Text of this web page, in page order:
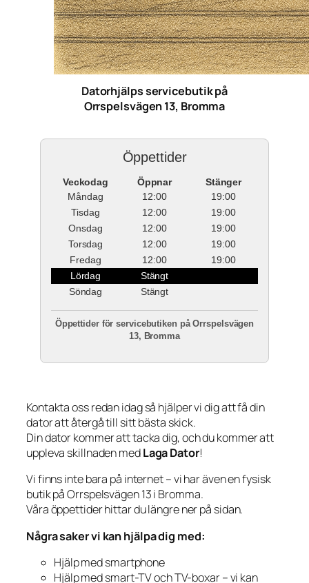
Datorhjälps servicebutik på
Orrspelsvägen 13, Bromma
Öppettider
Veckodag Öppnar
Stänger
Måndag
12:00
19:00
Tisdag
12:00
19:00
Onsdag
12:00
19:00
Torsdag
12:00
19:00
Fredag
12:00
19:00
Lördag
Stängt
Söndag
Stängt
Öppettider för servicebutiken på Orrspelsvägen
13, Bromma
Kontakta oss redan idag så hjälper vi dig att få din
dator att återgå till sitt bästa skick.
Din dator kommer att tacka dig, och du kommer att
uppleva skillnaden medLaga Dator!
Vi finns inte bara på internet – vi har även en fysisk
butik på Orrspelsvägen 13 i Bromma.
Våra öppettider hittar du längre ner på sidan.
Några saker vi kan hjälpa dig med:
Hjälp med smartphone
Hjälp med smart-TV och TV-boxar – vi kan